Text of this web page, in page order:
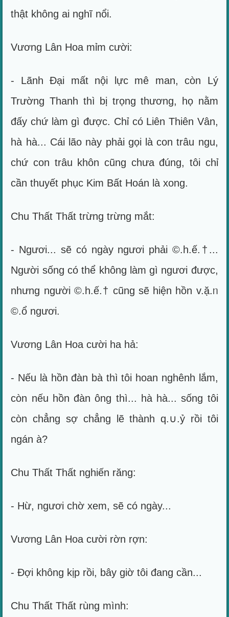
thật không ai nghĩ nổi.
Vương Lân Hoa mỉm cười:
- Lãnh Đại mất nội lực mê man, còn Lý
Trường Thanh thì bị trọng thương, họ nằm
đấy chứ làm gì được. Chỉ có Liên Thiên Vân,
hà hà... Cái lão này phải gọi là con trâu ngu,
chứ con trâu khôn cũng chưa đúng, tôi chỉ
cần thuyết phục Kim Bất Hoán là xong.
Chu Thất Thất trừng trừng mắt:
- Ngươi... sẽ có ngày ngươi phải ©.h.ế.†...
Người sống có thể không làm gì ngươi được,
nhưng người ©.h.ế.† cũng sẽ hiện hồn v.ặ.ᥒ
©.ổ ngươi.
Vương Lân Hoa cười ha hả:
- Nếu là hồn đàn bà thì tôi hoan nghênh lắm,
còn nếu hồn đàn ông thì... hà hà... sống tôi
còn chẳng sợ chẳng lẽ thành q.∪.ỷ rồi tôi
ngán à?
Chu Thất Thất nghiến răng:
- Hừ, ngươi chờ xem, sẽ có ngày...
Vương Lân Hoa cười rờn rợn:
- Đợi không kịp rồi, bây giờ tôi đang cần...
Chu Thất Thất rùng mình: